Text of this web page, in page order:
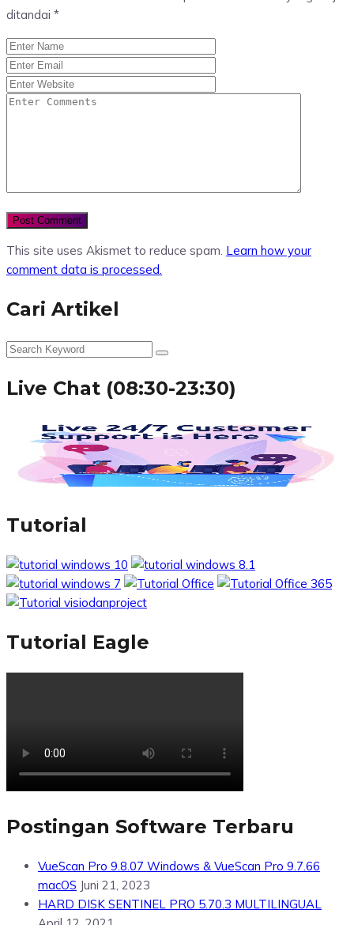
ditandai *
This site uses Akismet to reduce spam. Learn how your
comment data is processed.
Cari Artikel
Live Chat (08:30-23:30)
Tutorial
Tutorial Eagle
Postingan Software Terbaru
VueScan Pro 9.8.07 Windows & VueScan Pro 9.7.66
macOS Juni 21, 2023
HARD DISK SENTINEL PRO 5.70.3 MULTILINGUAL